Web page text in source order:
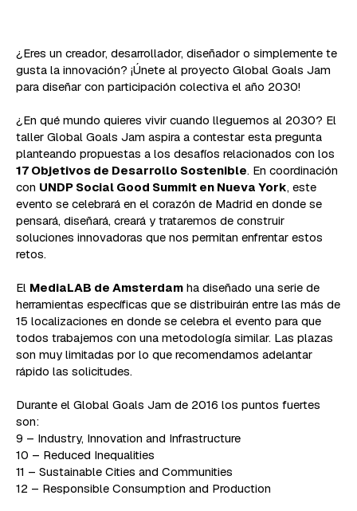
¿Eres un creador, desarrollador, diseñador o simplemente te
gusta la innovación? ¡Únete al proyecto Global Goals Jam
para diseñar con participación colectiva el año 2030!
¿En qué mundo quieres vivir cuando lleguemos al 2030? El
taller Global Goals Jam aspira a contestar esta pregunta
planteando propuestas a los desafíos relacionados con los
17 Objetivos de Desarrollo Sostenible. En coordinación
con UNDP Social Good Summit en Nueva York, este
evento se celebrará en el corazón de Madrid en donde se
pensará, diseñará, creará y trataremos de construir
soluciones innovadoras que nos permitan enfrentar estos
retos.
El MediaLAB de Amsterdam ha diseñado una serie de
herramientas específicas que se distribuirán entre las más de
15 localizaciones en donde se celebra el evento para que
todos trabajemos con una metodología similar. Las plazas
son muy limitadas por lo que recomendamos adelantar
rápido las solicitudes.
Durante el Global Goals Jam de 2016 los puntos fuertes
son:
9 – Industry, Innovation and Infrastructure
10 – Reduced Inequalities
11 – Sustainable Cities and Communities
12 – Responsible Consumption and Production